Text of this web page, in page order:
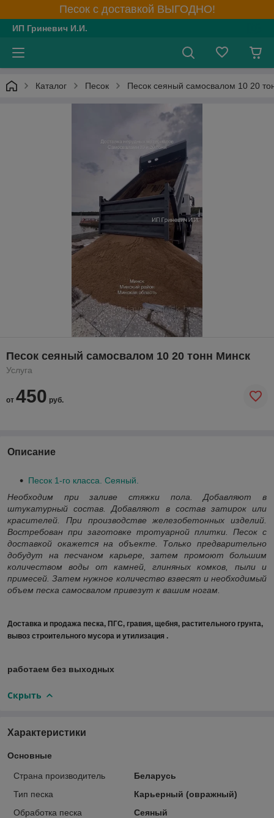
Песок с доставкой ВЫГОДНО!
ИП Гриневич И.И.
Каталог Песок Песок сеяный самосвалом 10 20
Песок сеяный самосвалом 10 20 тонн Минск
Услуга
от 450 руб.
Описание
Песок 1-го класса. Сеяный.
Необходим при заливе стяжки пола. Добавляют в
штукатурный состав. Добавляют в состав затирок или
красителей. При производстве железобетонных изделий.
Востребован при заготовке тротуарной плитки. Песок с
доставкой окажется на объекте. Только предварительно
добудут на песчаном карьере, затем промоют большим
количеством воды от камней, глиняных комков, пыли и
примесей. Затем нужное количество взвесят и необходимый
объем песка самосвалом привезут к вашим ногам.
Доставка и продажа песка, ПГС, гравия, щебня, растительного грунта,
вывоз строительного мусора и утилизация .
работаем без выходных
Скрыть
Характеристики
Основные
Страна производитель
Беларусь
Тип песка
Карьерный (овражный)
Обработка песка
Сеяный